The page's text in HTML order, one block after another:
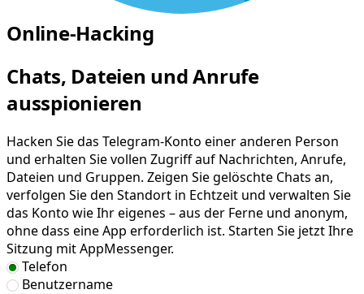
Online-Hacking
Chats, Dateien und Anrufe
ausspionieren
Hacken Sie das Telegram-Konto einer anderen Person
und erhalten Sie vollen Zugriff auf Nachrichten, Anrufe,
Dateien und Gruppen. Zeigen Sie gelöschte Chats an,
verfolgen Sie den Standort in Echtzeit und verwalten Sie
das Konto wie Ihr eigenes – aus der Ferne und anonym,
ohne dass eine App erforderlich ist. Starten Sie jetzt Ihre
Sitzung mit AppMessenger.
Telefon
Benutzername